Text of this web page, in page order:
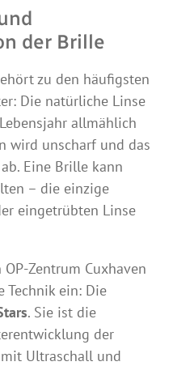
der Brille
zu den häufigsten
Die natürliche Linse
allmählich
wird unscharf und das
Eine Brille kann
– die einzige
eingetrübten Linse
Zentrum Cuxhaven
Technik ein: Die
. Sie ist die
der
Ultraschall und